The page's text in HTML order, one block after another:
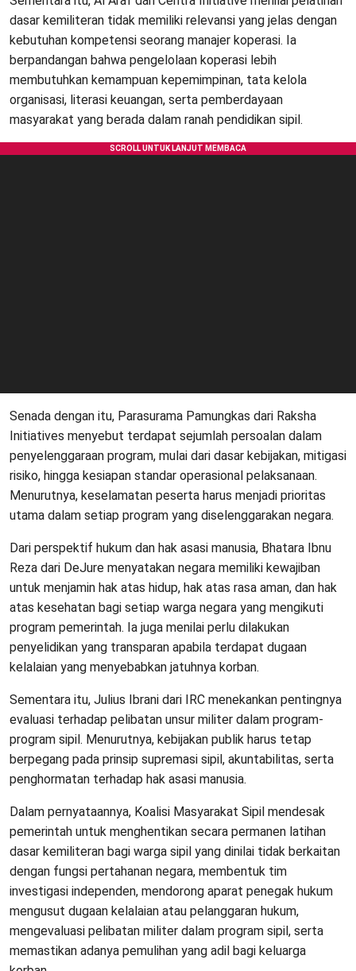
dasar kemiliteran tidak memiliki relevansi yang jelas dengan
kebutuhan kompetensi seorang manajer koperasi. Ia
berpandangan bahwa pengelolaan koperasi lebih
membutuhkan kemampuan kepemimpinan, tata kelola
organisasi, literasi keuangan, serta pemberdayaan
masyarakat yang berada dalam ranah pendidikan sipil.
Senada dengan itu, Parasurama Pamungkas dari Raksha
Initiatives menyebut terdapat sejumlah persoalan dalam
penyelenggaraan program, mulai dari dasar kebijakan, mitigasi
risiko, hingga kesiapan standar operasional pelaksanaan.
Menurutnya, keselamatan peserta harus menjadi prioritas
utama dalam setiap program yang diselenggarakan negara.
Dari perspektif hukum dan hak asasi manusia, Bhatara Ibnu
Reza dari DeJure menyatakan negara memiliki kewajiban
untuk menjamin hak atas hidup, hak atas rasa aman, dan hak
atas kesehatan bagi setiap warga negara yang mengikuti
program pemerintah. Ia juga menilai perlu dilakukan
penyelidikan yang transparan apabila terdapat dugaan
kelalaian yang menyebabkan jatuhnya korban.
Sementara itu, Julius Ibrani dari IRC menekankan pentingnya
evaluasi terhadap pelibatan unsur militer dalam program-
program sipil. Menurutnya, kebijakan publik harus tetap
berpegang pada prinsip supremasi sipil, akuntabilitas, serta
penghormatan terhadap hak asasi manusia.
Dalam pernyataannya, Koalisi Masyarakat Sipil mendesak
pemerintah untuk menghentikan secara permanen latihan
dasar kemiliteran bagi warga sipil yang dinilai tidak berkaitan
dengan fungsi pertahanan negara, membentuk tim
investigasi independen, mendorong aparat penegak hukum
mengusut dugaan kelalaian atau pelanggaran hukum,
mengevaluasi pelibatan militer dalam program sipil, serta
memastikan adanya pemulihan yang adil bagi keluarga